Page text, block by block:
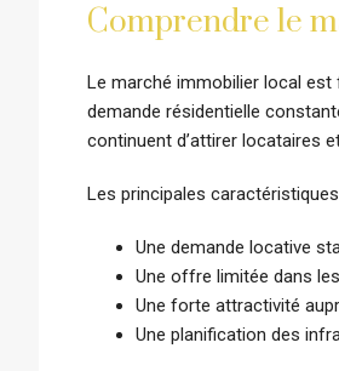
Comprendre le
Le marché immobilier local
demande résidentielle
continuent d’attirer locataires
Les principales
Une demande locative
Une offre limitée dans
Une forte attractivité
Une planification des